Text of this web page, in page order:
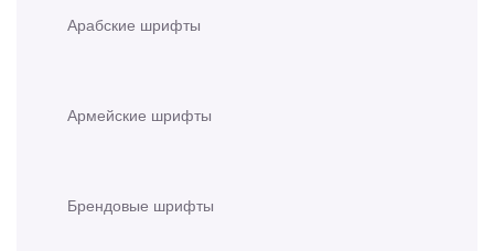
Арабские шрифты
Армейские шрифты
Брендовые шрифты